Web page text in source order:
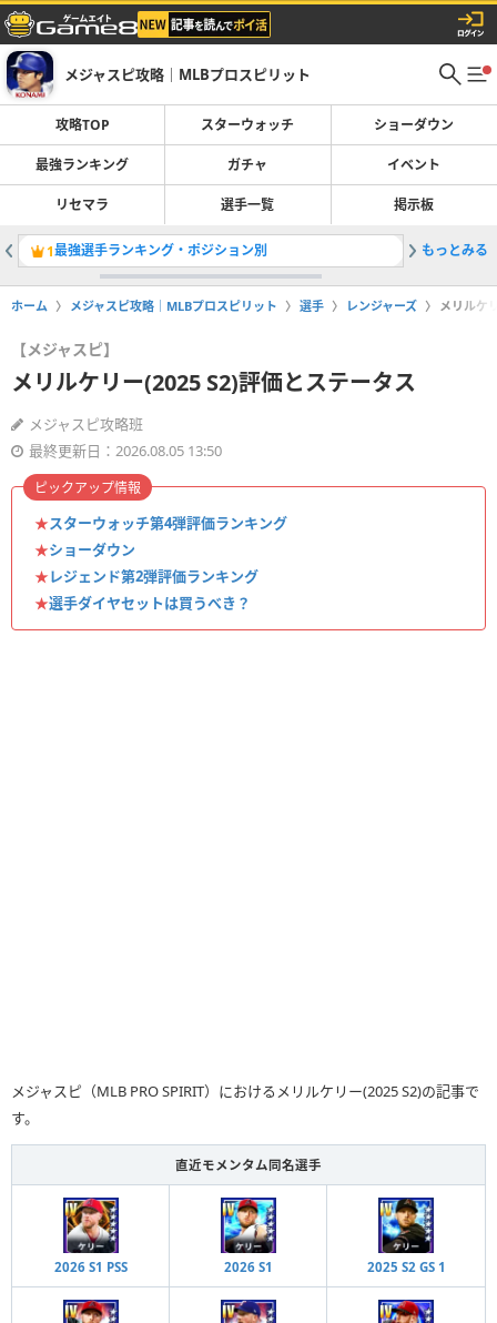
メジャスピ攻略｜MLBプロスピリット
攻略TOP スターウォッチ ショーダウン
最強ランキング ガチャ イベント
リセマラ 選手一覧 掲示板
1最強選手ランキング・ポジション別 2マイク
もっとみる
ホーム メジャスピ攻略｜MLBプロスピリット 選手 レンジャーズ メリルケ
【メジャスピ】
メリルケリー(2025 S2)評価とステータス
メジャスピ攻略班
最終更新日：2026.08.05 13:50
★スターウォッチ第4弾評価ランキング
★ショーダウン
★レジェンド第2弾評価ランキング
★選手ダイヤセットは買うべき？
ピックアップ情報
メジャスピ（MLB PRO SPIRIT）におけるメリルケリー(2025 S2)の記事で
す。
直近モメンタム同名選手
2026 S1 PSS 2026 S1 2025 S2 GS 1